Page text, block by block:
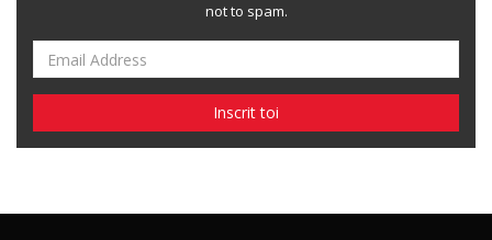
not to spam.